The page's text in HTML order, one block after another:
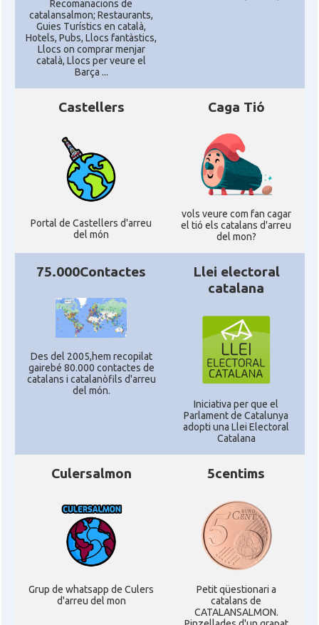
Recomanacions de
catalansalmon; Restaurants,
Guies Turístics en català,
Hotels, Pubs, Llocs fantàstics,
Llocs on comprar menjar
català, Llocs per veure el
Barça ...
Castellers
Portal de Castellers d'arreu
del món
Caga Tió
vols veure com fan cagar
el tió els catalans d'arreu
del mon?
75.000Contactes
Des del 2005,hem recopilat
gairebé 80.000 contactes de
catalans i catalanòfils d'arreu
del món.
Llei electoral
catalana
Iniciativa per que el
Parlament de Catalunya
adopti una Llei Electoral
Catalana
Culersalmon
Grup de whatsapp de Culers
d'arreu del mon
5centims
Petit qüestionari a
catalans de
CATALANSALMON.